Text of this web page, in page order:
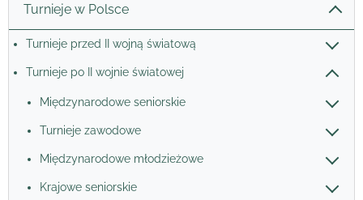
Turnieje w Polsce
Turnieje przed II wojną światową
Turnieje po II wojnie światowej
Międzynarodowe seniorskie
Turnieje zawodowe
Międzynarodowe młodzieżowe
Krajowe seniorskie